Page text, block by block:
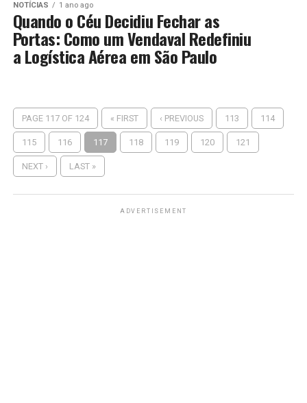
NOTÍCIAS 1 ano ago
Quando o Céu Decidiu Fechar as
Portas: Como um Vendaval Redefiniu
a Logística Aérea em São Paulo
PAGE 117 OF 124 « FIRST ‹ PREVIOUS 113 114
115 116 117 118 119 120 121
NEXT › LAST »
ADVERTISEMENT